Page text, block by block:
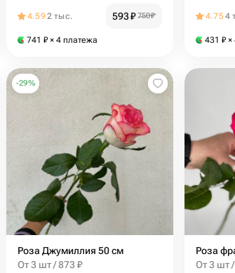
4.592 тыс. 593₽ 750₽
741 ₽ × 4 платежа
4.754
431 ₽ ×
-29%
Роза Джумиллия 50 см
От 3 шт / 873 ₽
От 3 шт